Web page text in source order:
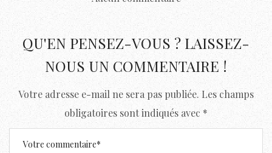
QU'EN PENSEZ-VOUS ? LAISSEZ-
NOUS UN COMMENTAIRE !
Votre adresse e-mail ne sera pas publiée. Les champs
obligatoires sont indiqués avec*